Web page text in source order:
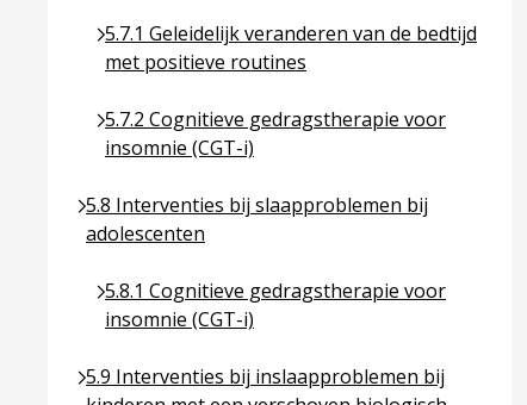
5.7.1 Geleidelijk veranderen van de bedtijd
met positieve routines
Ga naar pagina over 5.7.1 Geleidelijk
5.7.2 Cognitieve gedragstherapie voor
insomnie (CGT-i)
Ga naar pagina over 5.7.2 Cognitieve
5.8 Interventies bij slaapproblemen bij
adolescenten
Ga naar pagina over 5.8 Interventies bij
5.8.1 Cognitieve gedragstherapie voor
insomnie (CGT-i)
Ga naar pagina over 5.8.1 Cognitieve
5.9 Interventies bij inslaapproblemen bij
Ga naar pagina over 5.9 Interventies bij